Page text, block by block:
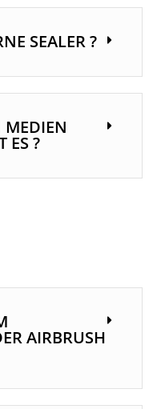
SEALER ?
MEDIEN
ES ?
AIRBRUSH